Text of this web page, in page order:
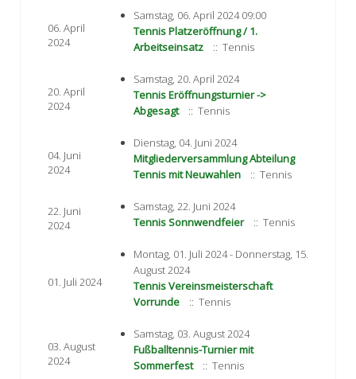
06. April
2024
Samstag, 06. April 2024 09:00
Tennis Platzeröffnung / 1.
Arbeitseinsatz
:: Tennis
20. April
2024
Samstag, 20. April 2024
Tennis Eröffnungsturnier ->
Abgesagt
:: Tennis
04. Juni
2024
Dienstag, 04. Juni 2024
Mitgliederversammlung Abteilung
Tennis mit Neuwahlen
:: Tennis
22. Juni
2024
Samstag, 22. Juni 2024
Tennis Sonnwendfeier
:: Tennis
01. Juli 2024
Montag, 01. Juli 2024 - Donnerstag, 15.
August 2024
Tennis Vereinsmeisterschaft
Vorrunde
:: Tennis
03. August
2024
Samstag, 03. August 2024
Fußballtennis-Turnier mit
Sommerfest
:: Tennis